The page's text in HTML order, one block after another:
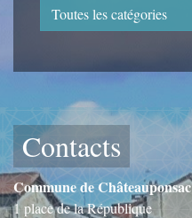
Toutes les catégories
Contacts
Commune de Châteauponsac
1 place de la République